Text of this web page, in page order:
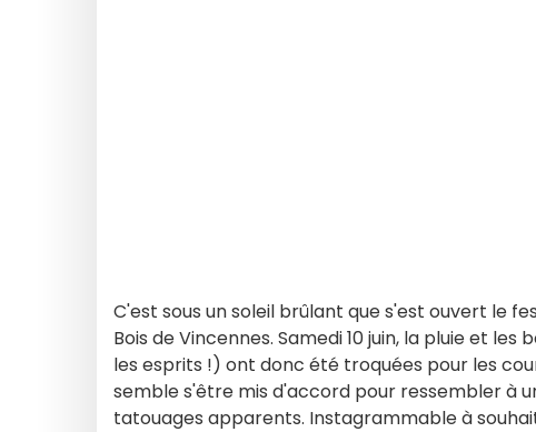
C'est sous un soleil brûlant que s'est ouvert le
Bois de Vincennes. Samedi 10 juin, la pluie et les
les esprits !) ont donc été troquées pour les
semble s'être mis d'accord pour ressembler à
tatouages apparents. Instagrammable à